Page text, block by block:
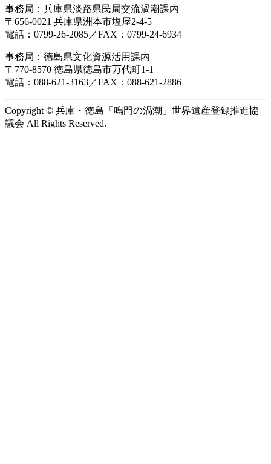
事務局：兵庫県淡路県民局交流渦潮課内
〒656-0021 兵庫県洲本市塩屋2-4-5
電話：0799-26-2085／FAX：0799-24-6934
事務局：徳島県文化資源活用課内
〒770-8570 徳島県徳島市万代町1-1
電話：088-621-3163／FAX：088-621-2886
Copyright © 兵庫・徳島「鳴門の渦潮」世界遺産登録推進協
議会 All Rights Reserved.